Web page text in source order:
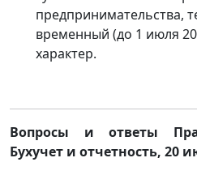
предпринимательства,
временный (до 1 июля
характер.
Вопросы и ответы
Бухучет и отчетность, 20